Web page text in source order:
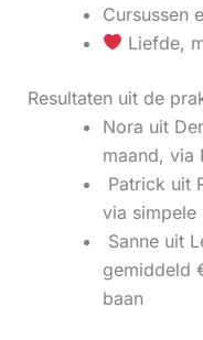
Cursussen
Liefde,
Resultaten uit de
Nora uit
maand, via
Patrick uit
via simpele
Sanne uit
gemiddeld
baan